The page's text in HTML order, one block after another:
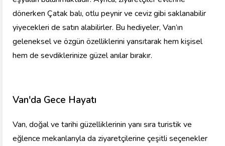
dönerken Çatak balı, otlu peynir ve ceviz gibi saklanabilir
yiyecekleri de satın alabilirler. Bu hediyeler, Van’ın
geleneksel ve özgün özelliklerini yansıtarak hem kişisel
hem de sevdiklerinize güzel anılar bırakır.
Van'da Gece Hayatı
Van, doğal ve tarihi güzelliklerinin yanı sıra turistik ve
eğlence mekanlarıyla da ziyaretçilerine çeşitli seçenekler